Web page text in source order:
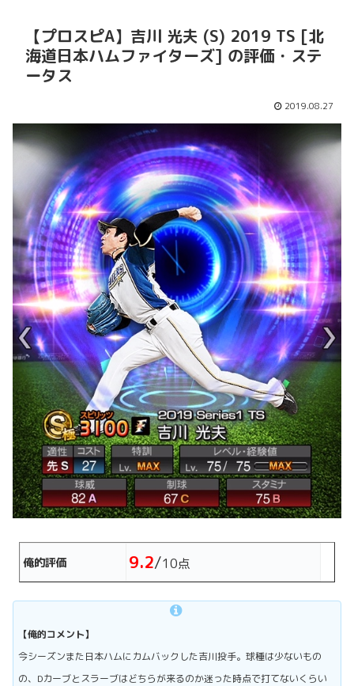
【プロスピA】吉川 光夫 (S) 2019 TS [北
海道日本ハムファイターズ] の評価・ステ
ータス
2019.08.27
俺的評価 9.2/10点
【俺的コメント】
今シーズンまた日本ハムにカムバックした吉川投手。球種は少ないもの
の、Dカーブとスラーブはどちらが来るのか迷った時点で打てないくらい